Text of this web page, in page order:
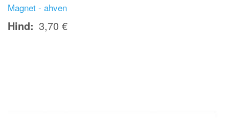
Magnet - ahven
Hind 3,70 €